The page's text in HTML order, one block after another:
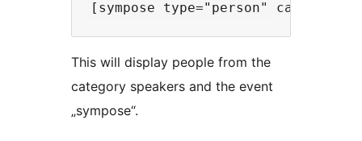
This will display people from the
category speakers and the event
„sympose“.